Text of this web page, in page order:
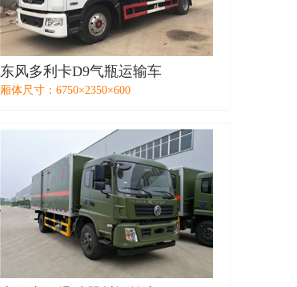
东风多利卡D9气瓶运输车
厢体尺寸：6750×2350×600